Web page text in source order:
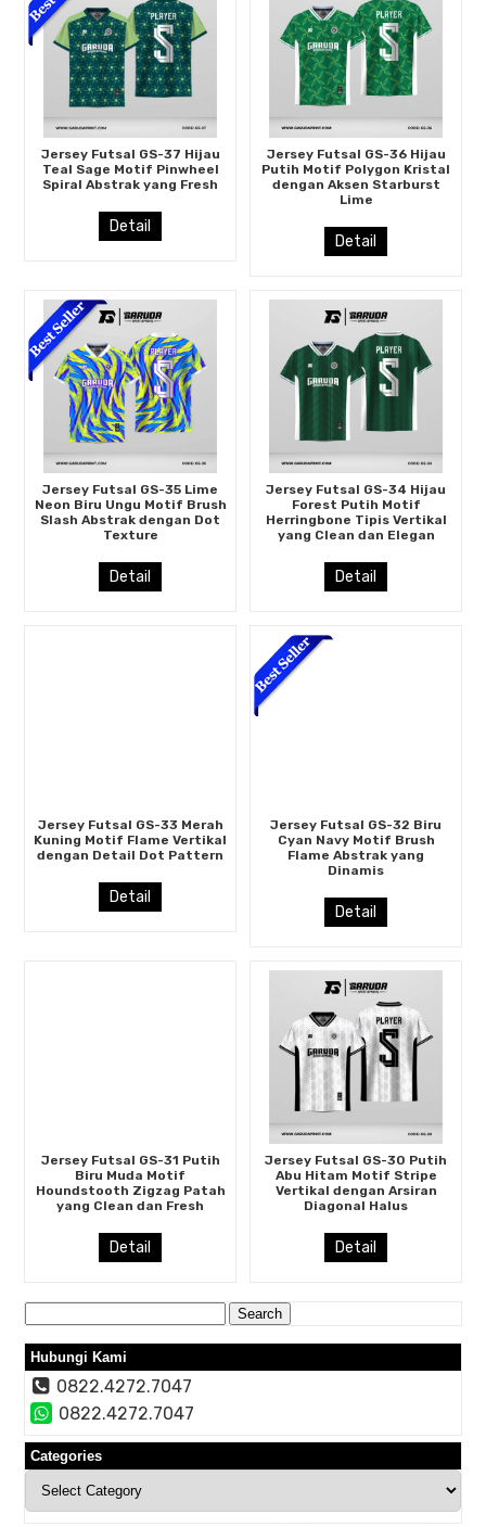
Jersey Futsal GS-37 Hijau
Teal Sage Motif Pinwheel
Spiral Abstrak yang Fresh
Detail
Jersey Futsal GS-36 Hijau
Putih Motif Polygon Kristal
dengan Aksen Starburst
Lime
Detail
Jersey Futsal GS-35 Lime
Neon Biru Ungu Motif Brush
Slash Abstrak dengan Dot
Texture
Detail
Jersey Futsal GS-34 Hijau
Forest Putih Motif
Herringbone Tipis Vertikal
yang Clean dan Elegan
Detail
Jersey Futsal GS-33 Merah
Kuning Motif Flame Vertikal
dengan Detail Dot Pattern
Detail
Jersey Futsal GS-32 Biru
Cyan Navy Motif Brush
Flame Abstrak yang
Dinamis
Detail
Jersey Futsal GS-31 Putih
Biru Muda Motif
Houndstooth Zigzag Patah
yang Clean dan Fresh
Detail
Jersey Futsal GS-30 Putih
Abu Hitam Motif Stripe
Vertikal dengan Arsiran
Diagonal Halus
Detail
for:
Hubungi Kami
0822.4272.7047
0822.4272.7047
Categories
Categories